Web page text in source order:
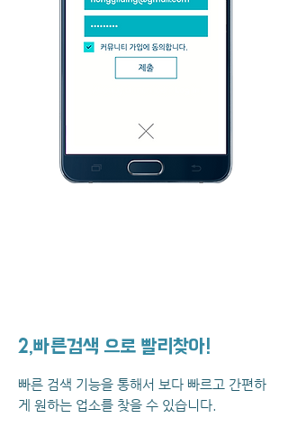
2,빠른검색 으로 빨리찾아!
빠른 검색 기능을 통해서 보다 빠르고 간편하
게 원하는 업소를 찾을 수 있습니다.